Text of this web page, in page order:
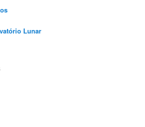
Lunar